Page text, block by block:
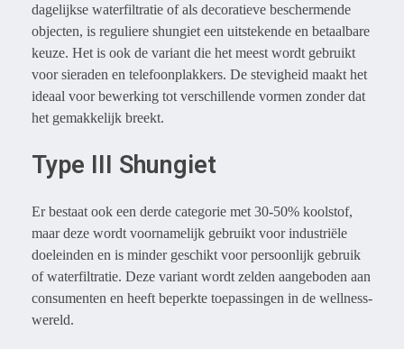
dagelijkse waterfiltratie of als decoratieve beschermende
objecten, is reguliere shungiet een uitstekende en betaalbare
keuze. Het is ook de variant die het meest wordt gebruikt
voor sieraden en telefoonplakkers. De stevigheid maakt het
ideaal voor bewerking tot verschillende vormen zonder dat
het gemakkelijk breekt.
Type III Shungiet
Er bestaat ook een derde categorie met 30-50% koolstof,
maar deze wordt voornamelijk gebruikt voor industriële
doeleinden en is minder geschikt voor persoonlijk gebruik
of waterfiltratie. Deze variant wordt zelden aangeboden aan
consumenten en heeft beperkte toepassingen in de wellness-
wereld.